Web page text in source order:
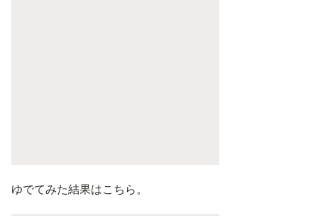
ゆでてみた結果はこちら。